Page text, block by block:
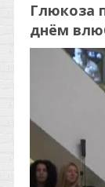
Глюкоза
днём